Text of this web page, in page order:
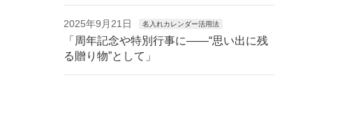
2025年9月21日 名入れカレンダー活用法
「周年記念や特別行事に——“思い出に残
る贈り物”として」